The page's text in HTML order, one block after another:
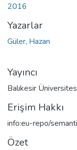
2016
Yazarlar
Güler, Hazan
Yayıncı
Balıkesir
Erişim Hakkı
info:eu-repo/
Özet